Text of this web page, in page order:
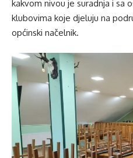
kakvom nivou je suradnja i sa
klubovima koje djeluju na
općinski načelnik.